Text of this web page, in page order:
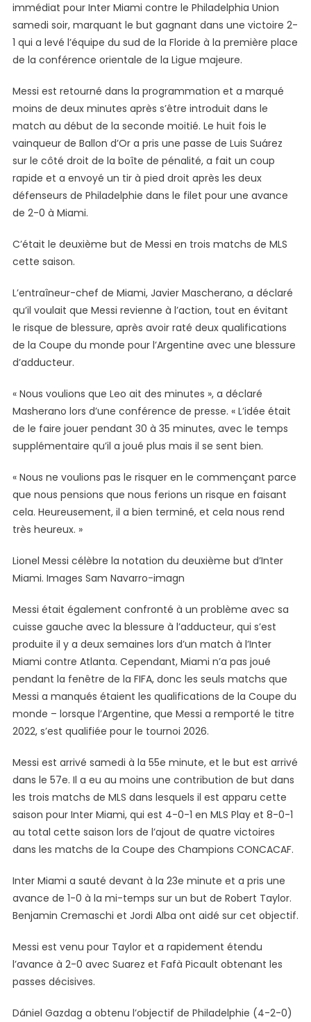
Retour
Dans
La
Victoire
L’Inter
Miami
immédiat pour Inter Miami contre le Philadelphia Union
samedi soir, marquant le but gagnant dans une victoire 2-
1 qui a levé l’équipe du sud de la Floride à la première place
de la conférence orientale de la Ligue majeure.
Messi est retourné dans la programmation et a marqué
moins de deux minutes après s’être introduit dans le
match au début de la seconde moitié. Le huit fois le
vainqueur de Ballon d’Or a pris une passe de Luis Suárez
sur le côté droit de la boîte de pénalité, a fait un coup
rapide et a envoyé un tir à pied droit après les deux
défenseurs de Philadelphie dans le filet pour une avance
de 2-0 à Miami.
C’était le deuxième but de Messi en trois matchs de MLS
cette saison.
L’entraîneur-chef de Miami, Javier Mascherano, a déclaré
qu’il voulait que Messi revienne à l’action, tout en évitant
le risque de blessure, après avoir raté deux qualifications
de la Coupe du monde pour l’Argentine avec une blessure
d’adducteur.
« Nous voulions que Leo ait des minutes », a déclaré
Masherano lors d’une conférence de presse. « L’idée était
de le faire jouer pendant 30 à 35 minutes, avec le temps
supplémentaire qu’il a joué plus mais il se sent bien.
« Nous ne voulions pas le risquer en le commençant parce
que nous pensions que nous ferions un risque en faisant
cela. Heureusement, il a bien terminé, et cela nous rend
très heureux. »
Lionel Messi célèbre la notation du deuxième but d’Inter
Miami. Images Sam Navarro-imagn
Messi était également confronté à un problème avec sa
cuisse gauche avec la blessure à l’adducteur, qui s’est
produite il y a deux semaines lors d’un match à l’Inter
Miami contre Atlanta. Cependant, Miami n’a pas joué
pendant la fenêtre de la FIFA, donc les seuls matchs que
Messi a manqués étaient les qualifications de la Coupe du
monde – lorsque l’Argentine, que Messi a remporté le titre
2022, s’est qualifiée pour le tournoi 2026.
Messi est arrivé samedi à la 55e minute, et le but est arrivé
dans le 57e. Il a eu au moins une contribution de but dans
les trois matchs de MLS dans lesquels il est apparu cette
saison pour Inter Miami, qui est 4-0-1 en MLS Play et 8-0-1
au total cette saison lors de l’ajout de quatre victoires
dans les matchs de la Coupe des Champions CONCACAF.
Inter Miami a sauté devant à la 23e minute et a pris une
avance de 1-0 à la mi-temps sur un but de Robert Taylor.
Benjamin Cremaschi et Jordi Alba ont aidé sur cet objectif.
Messi est venu pour Taylor et a rapidement étendu
l’avance à 2-0 avec Suarez et Fafà Picault obtenant les
passes décisives.
Dániel Gazdag a obtenu l’objectif de Philadelphie (4-2-0)